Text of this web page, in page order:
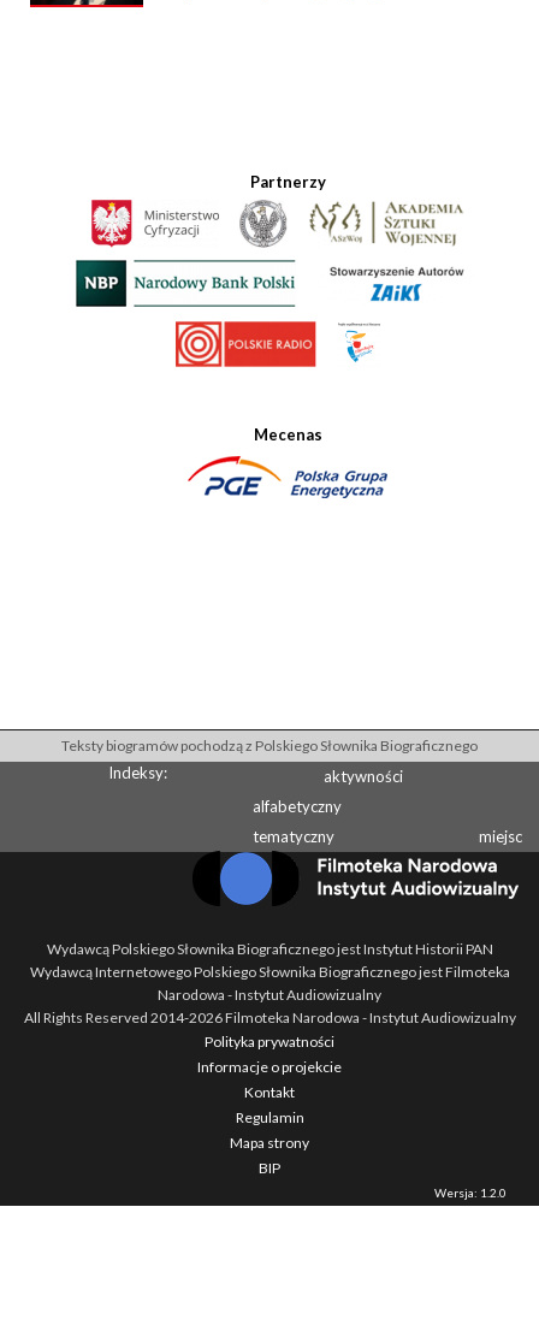
Partnerzy
Mecenas
Teksty biogramów pochodzą z Polskiego Słownika Biograficznego
Indeksy:
aktywności
alfabetyczny
tematyczny
miejsc
Wydawcą Polskiego Słownika Biograficznego jest Instytut Historii PAN
Wydawcą Internetowego Polskiego Słownika Biograficznego jest Filmoteka
Narodowa - Instytut Audiowizualny
All Rights Reserved 2014-2026Filmoteka Narodowa - Instytut Audiowizualny
Polityka prywatności
Informacje o projekcie
Kontakt
Regulamin
Mapa strony
BIP
Wersja: 1.2.0